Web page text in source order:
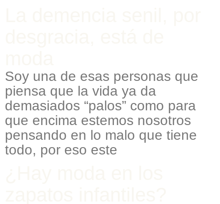
Soy una de esas personas que
piensa que la vida ya da
demasiados “palos” como para
que encima estemos nosotros
pensando en lo malo que tiene
todo, por eso este